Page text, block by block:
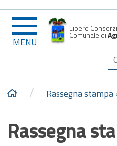
MENU
Libero
Comunale di
/ Rassegna stampa
Rassegna